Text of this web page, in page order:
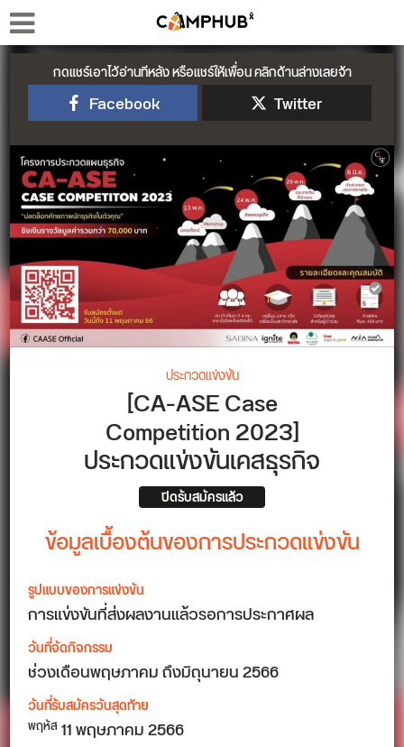
กดแชร์เอาไว้อ่านทีหลัง หรือแชร์ให้เพื่อน คลิกด้านล่างเลยจ้า
Facebook Twitter
ประกวดแข่งขัน
[CA-ASE Case
Competition 2023]
ประกวดแข่งขันเคสธุรกิจ
ปิดรับสมัครแล้ว
ข้อมูลเบื้องต้นของการประกวดแข่งขัน
รูปแบบของการแข่งขัน
การแข่งขันที่ส่งผลงานแล้วรอการประกาศผล
วันที่จัดกิจกรรม
ช่วงเดือนพฤษภาคม ถึงมิถุนายน 2566
วันที่รับสมัครวันสุดท้าย
พฤหัส 11 พฤษภาคม 2566